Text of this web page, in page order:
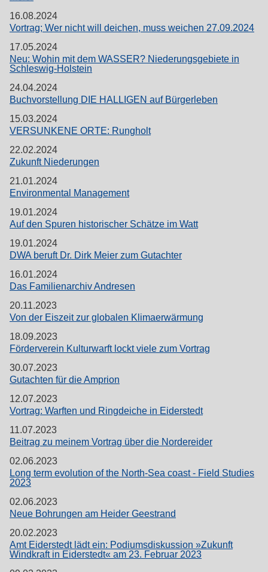
16.08.2024
Vortrag; Wer nicht will deichen, muss weichen 27.09.2024
17.05.2024
Neu: Wohin mit dem WASSER? Niederungsgebiete in
Schleswig-Holstein
24.04.2024
Buchvorstellung DIE HALLIGEN auf Bürgerleben
15.03.2024
VERSUNKENE ORTE: Rungholt
22.02.2024
Zukunft Niederungen
21.01.2024
Environmental Management
19.01.2024
Auf den Spuren historischer Schätze im Watt
19.01.2024
DWA beruft Dr. Dirk Meier zum Gutachter
16.01.2024
Das Familienarchiv Andresen
20.11.2023
Von der Eiszeit zur globalen Klimaerwärmung
18.09.2023
Förderverein Kulturwarft lockt viele zum Vortrag
30.07.2023
Gutachten für die Amprion
12.07.2023
Vortrag: Warften und Ringdeiche in Eiderstedt
11.07.2023
Beitrag zu meinem Vortrag über die Nordereider
02.06.2023
Long term evolution of the North-Sea coast - Field Studies
2023
02.06.2023
Neue Bohrungen am Heider Geestrand
20.02.2023
Amt Eiderstedt lädt ein: Podiumsdiskussion »Zukunft
Windkraft in Eiderstedt« am 23. Februar 2023